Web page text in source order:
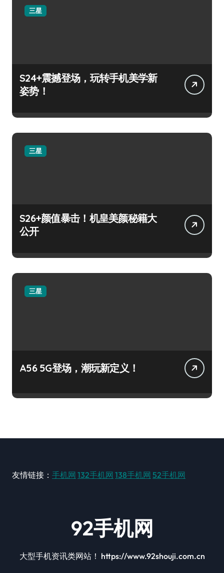
三星
S24+震撼登场，玩转手机美学新
姿势！
三星
S26+颜值暴击！机皇美颜秘籍大
公开
三星
A56 5G登场，潮玩新定义！
友情链接： 手机网 132手机网 138手机网 52手机网
92手机网
大型手机资讯类网站！ https://www.92shouji.com.cn